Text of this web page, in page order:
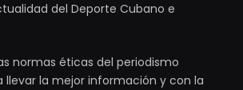
del Deporte Cubano e
normas éticas del periodismo
llevar la mejor información y con la